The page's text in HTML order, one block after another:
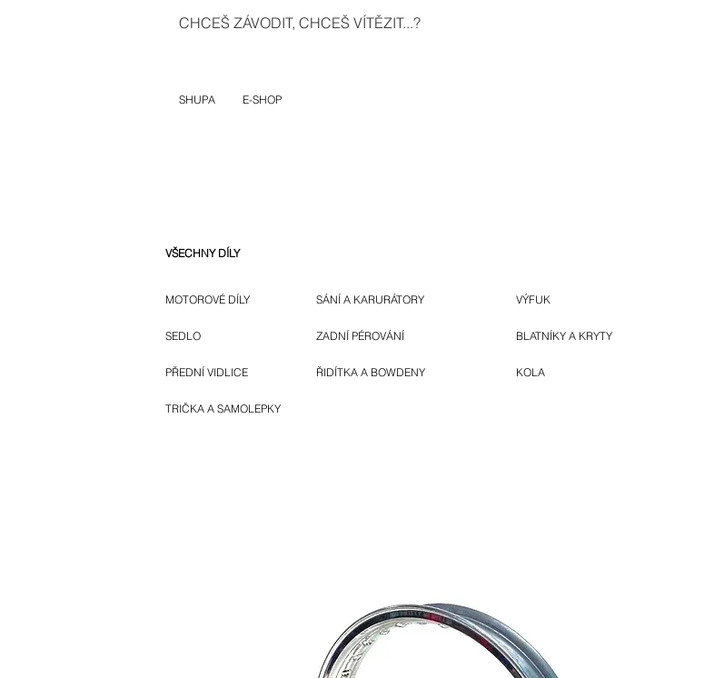
CHCEŠ ZÁVODIT, CHCEŠ VÍTĚZIT...?
SHUPA E-SHOP
VŠECHNY DÍLY
MOTOROVÉ DÍLY
SEDLO
PŘEDNÍ VIDLICE
SÁNÍ A KARURÁTORY
ZADNÍ PÉROVÁNÍ
ŘIDÍTKA A BOWDENY
VÝFUK
BLATNÍKY A KRYTY
KOLA
TRIČKA A SAMOLEPKY